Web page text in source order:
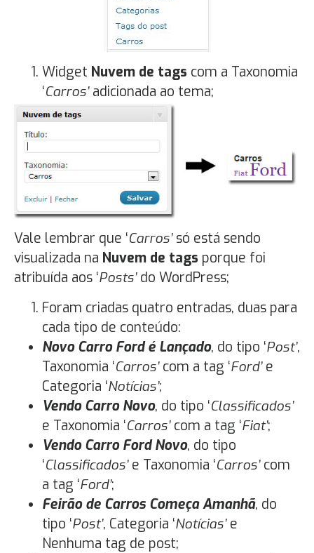
Widget Nuvem de tags com a Taxonomia
‘Carros’adicionada ao tema;
Vale lembrar que ‘Carros’só está sendo
visualizada na Nuvem de tags porque foi
atribuída aos ‘Posts’do WordPress;
Foram criadas quatro entradas, duas para
cada tipo de conteúdo:
Novo Carro Ford é Lançado, do tipo ‘Post’,
Taxonomia ‘Carros’com a tag ‘Ford’e
Categoria ‘Notícias’;
Vendo Carro Novo, do tipo ‘Classificados’
e Taxonomia ‘Carros’com a tag ‘Fiat’;
Vendo Carro Ford Novo, do tipo
‘Classificados’e Taxonomia ‘Carros’com
a tag ‘Ford’;
Feirão de Carros Começa Amanhã, do
tipo ‘Post’, Categoria ‘Notícias’e
Nenhuma tag de post;